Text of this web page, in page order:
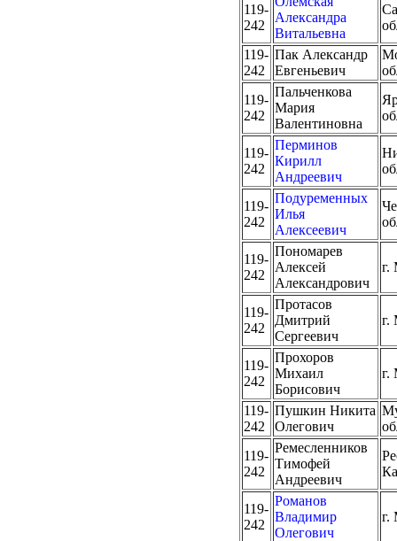
119-
242
Александра
Витальевна
119-
242
Пак Александр
Евгеньевич
119-
242
Пальченкова
Мария
Валентиновна
119-
242
Перминов
Кирилл
Андреевич
119-
242
Подуременных
Илья
Алексеевич
119-
242
Пономарев
Алексей
Александрович
г.
119-
242
Протасов
Дмитрий
Сергеевич
г.
119-
242
Прохоров
Михаил
Борисович
г.
119-
242
Пушкин Никита
Олегович
119-
242
Ремесленников
Тимофей
Андреевич
119-
242
Романов
Владимир
Олегович
г.